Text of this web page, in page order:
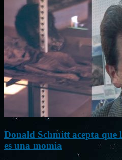
Donald Schmitt acepta que
es una momia